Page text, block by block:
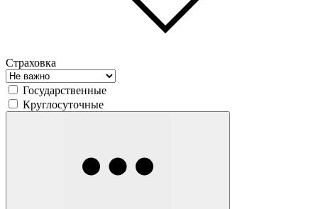
Страховка
Государственные
Круглосуточные